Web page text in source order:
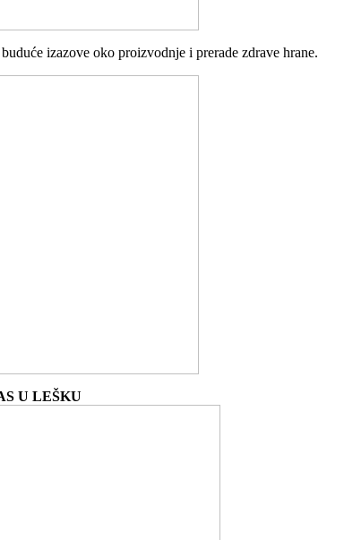
izazove oko proizvodnje i prerade zdrave hrane.
U LEŠKU